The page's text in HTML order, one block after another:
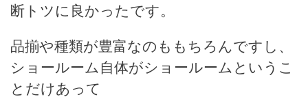
断トツに良かったです。
品揃や種類が豊富なのももちろんですし、
ショールーム自体がショールームというこ
とだけあって